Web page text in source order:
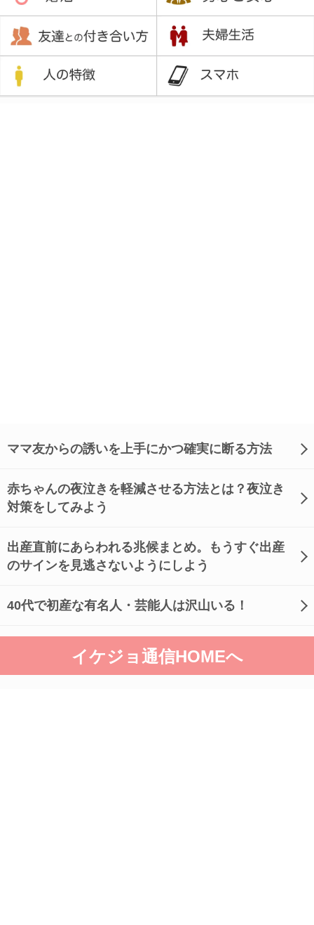
ママ友からの誘いを上手にかつ確実に断る方法
赤ちゃんの夜泣きを軽減させる方法とは？夜泣き
対策をしてみよう
出産直前にあらわれる兆候まとめ。もうすぐ出産
のサインを見逃さないようにしよう
40代で初産な有名人・芸能人は沢山いる！
イケジョ通信HOMEへ